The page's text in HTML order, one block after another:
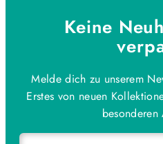
Keine
Melde dich zu unserem
Erstes von neuen